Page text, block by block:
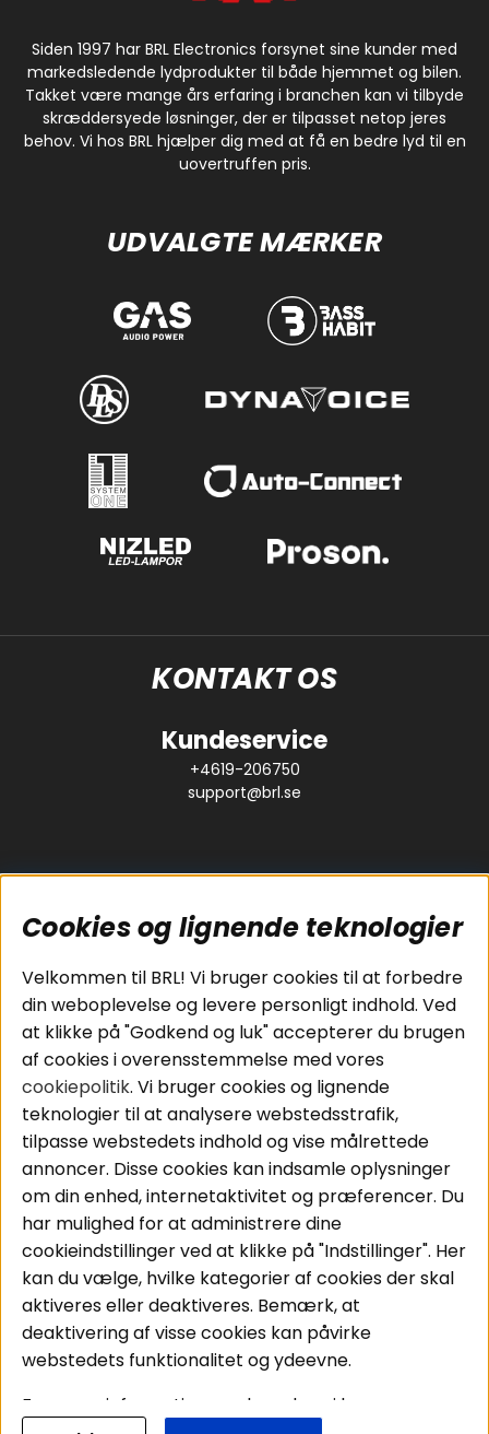
Siden 1997 har BRL Electronics forsynet sine kunder med
markedsledende lydprodukter til både hjemmet og bilen.
Takket være mange års erfaring i branchen kan vi tilbyde
skræddersyede løsninger, der er tilpasset netop jeres
behov. Vi hos BRL hjælper dig med at få en bedre lyd til en
uovertruffen pris.
UDVALGTE MÆRKER
KONTAKT OS
Kundeservice
+4619-206750
support@brl.se
Populære sider
Pakkeløsninger
Bilstereo
Højttalere
Forstærker
Smartphone
Tilbehør
Kabler
Kundeservice
Cookies
Handelsbetingelser
Personvernpolicy
Service / Garanti /
Retur
Områder
Bilstereo
Hjemmestereo
S
g på din bil
Følg os
Instagram
Facebook
Youtube
Cookies og lignende teknologier
Velkommen til BRL! Vi bruger cookies til at forbedre
din weboplevelse og levere personligt indhold. Ved
at klikke på "Godkend og luk" accepterer du brugen
af cookies i overensstemmelse med vores
cookiepolitik. Vi bruger cookies og lignende
teknologier til at analysere webstedsstrafik,
tilpasse webstedets indhold og vise målrettede
annoncer. Disse cookies kan indsamle oplysninger
om din enhed, internetaktivitet og præferencer. Du
har mulighed for at administrere dine
cookieindstillinger ved at klikke på "Indstillinger". Her
kan du vælge, hvilke kategorier af cookies der skal
aktiveres eller deaktiveres. Bemærk, at
deaktivering af visse cookies kan påvirke
webstedets funktionalitet og ydeevne.
For mere information om, hvordan vi bruger